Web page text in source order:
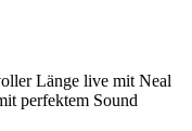
Länge live mit Neal
perfektem Sound